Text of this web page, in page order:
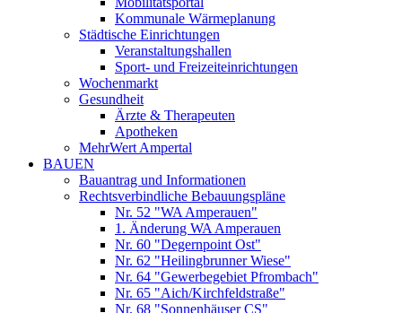
Kommunale Wärmeplanung
Städtische Einrichtungen
Veranstaltungshallen
Sport- und Freizeiteinrichtungen
Wochenmarkt
Gesundheit
Ärzte & Therapeuten
Apotheken
MehrWert Ampertal
BAUEN
Bauantrag und Informationen
Rechtsverbindliche Bebauungspläne
Nr. 52 "WA Amperauen"
1. Änderung WA Amperauen
Nr. 60 "Degernpoint Ost"
Nr. 62 "Heilingbrunner Wiese"
Nr. 64 "Gewerbegebiet Pfrombach"
Nr. 65 "Aich/Kirchfeldstraße"
Nr. 68 "Sonnenhäuser CS"